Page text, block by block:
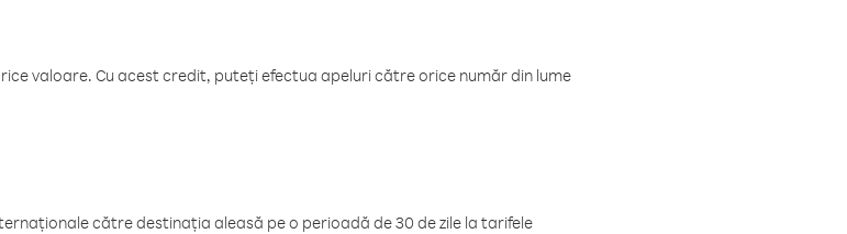
valoare. Cu acest credit, puteți efectua apeluri către orice număr din lume
către destinația aleasă pe o perioadă de 30 de zile la tarifele